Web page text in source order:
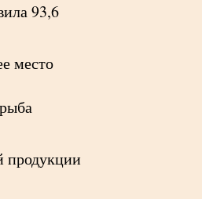
93,6
место
продукции